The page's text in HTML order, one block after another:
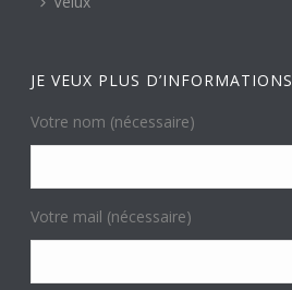
JE VEUX PLUS D’INFORMATIONS
Votre nom (nécessaire)
Votre mail (nécessaire)